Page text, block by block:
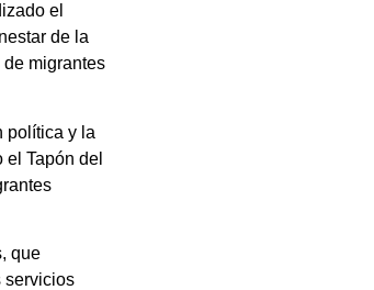
el
de la
migrantes
política y la
Tapón del
que
servicios